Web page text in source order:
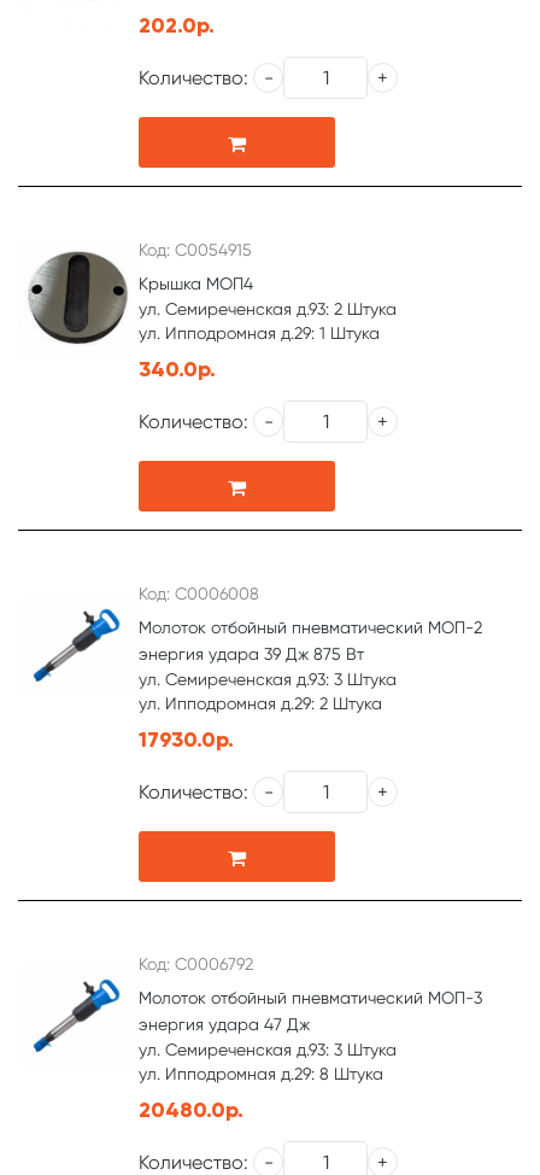
202.0р.
Количество:
Код: С0054915
Крышка МОП4
ул. Семиреченская д.93: 2 Штука
ул. Ипподромная д.29: 1 Штука
340.0р.
Количество:
Код: С0006008
Молоток отбойный пневматический МОП-2
энергия удара 39 Дж 875 Вт
ул. Семиреченская д.93: 3 Штука
ул. Ипподромная д.29: 2 Штука
17930.0р.
Количество:
Код: С0006792
Молоток отбойный пневматический МОП-3
энергия удара 47 Дж
ул. Семиреченская д.93: 3 Штука
ул. Ипподромная д.29: 8 Штука
20480.0р.
Количество: